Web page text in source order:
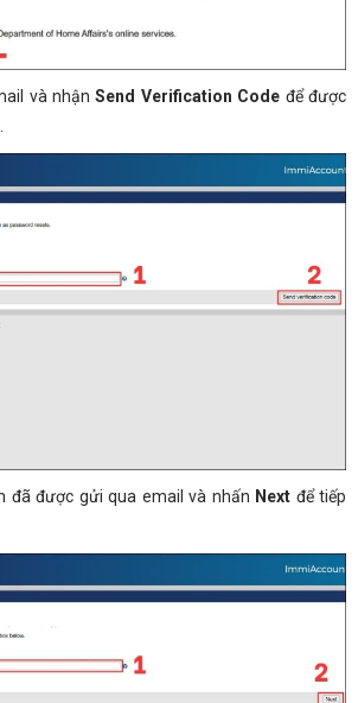
và nhậnSend Verification Code để được
đã được gửi qua email và nhấn Next để tiếp